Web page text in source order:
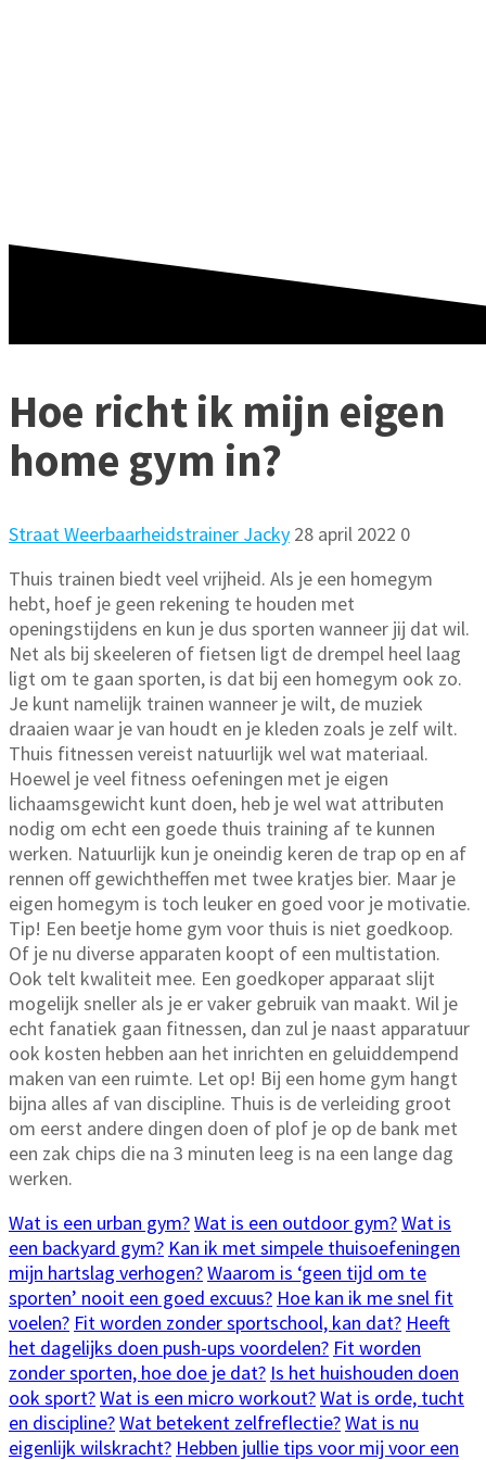
Hoe richt ik mijn eigen
home gym in?
Straat Weerbaarheidstrainer Jacky 28 april 2022 0
Thuis trainen biedt veel vrijheid. Als je een homegym
hebt, hoef je geen rekening te houden met
openingstijdens en kun je dus sporten wanneer jij dat wil.
Net als bij skeeleren of fietsen ligt de drempel heel laag
ligt om te gaan sporten, is dat bij een homegym ook zo.
Je kunt namelijk trainen wanneer je wilt, de muziek
draaien waar je van houdt en je kleden zoals je zelf wilt.
Thuis fitnessen vereist natuurlijk wel wat materiaal.
Hoewel je veel fitness oefeningen met je eigen
lichaamsgewicht kunt doen, heb je wel wat attributen
nodig om echt een goede thuis training af te kunnen
werken. Natuurlijk kun je oneindig keren de trap op en af
rennen off gewichtheffen met twee kratjes bier. Maar je
eigen homegym is toch leuker en goed voor je motivatie.
Tip! Een beetje home gym voor thuis is niet goedkoop.
Of je nu diverse apparaten koopt of een multistation.
Ook telt kwaliteit mee. Een goedkoper apparaat slijt
mogelijk sneller als je er vaker gebruik van maakt. Wil je
echt fanatiek gaan fitnessen, dan zul je naast apparatuur
ook kosten hebben aan het inrichten en geluiddempend
maken van een ruimte. Let op! Bij een home gym hangt
bijna alles af van discipline. Thuis is de verleiding groot
om eerst andere dingen doen of plof je op de bank met
een zak chips die na 3 minuten leeg is na een lange dag
werken.
Wat is een urban gym?Wat is een outdoor gym?Wat is
een backyard gym? Kan ik met simpele thuisoefeningen
mijn hartslag verhogen?Waarom is ‘geen tijd om te
sporten’ nooit een goed excuus? Hoe kan ik me snel fit
voelen? Fit worden zonder sportschool, kan dat? Heeft
het dagelijks doen push-ups voordelen? Fit worden
zonder sporten, hoe doe je dat? Is het huishouden doen
ook sport?Wat is een micro workout?Wat is orde, tucht
en discipline?Wat betekent zelfreflectie?Wat is nu
eigenlijk wilskracht? Hebben jullie tips voor mij voor een